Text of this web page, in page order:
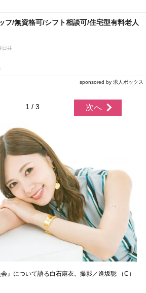
フ/無資格可/シフト相談可/住宅型有料老人
日井
sponsored by 求人ボックス
1 / 3 次へ
』について語る白石麻衣。撮影／逢坂聡 （C）